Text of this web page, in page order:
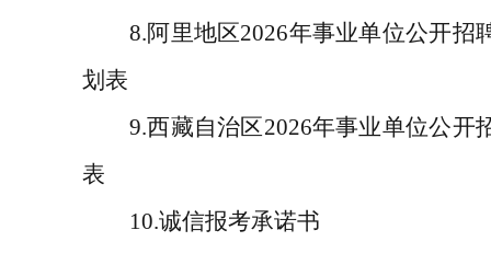
8.阿里地区2026年事业单位公开招
划表
9.西藏自治区2026年事业单位公开
表
10.诚信报考承诺书